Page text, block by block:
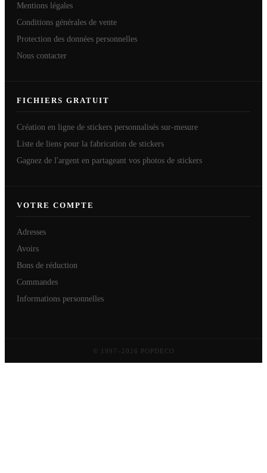
Mentions légales
Conditions générales de vente
Protection des données personnelles
Nous contacter
FICHIERS GRATUIT
Création en ligne de stickers personnalisés sur-mesure
Liste de liens pour la fabrication de stickers
Gagnez de l'argent en partageant vos photos de stickers
VOTRE COMPTE
Adresses
Avoirs
Bons de réduction
Commandes
Informations personnelles
© 1997–2026 POPDECO